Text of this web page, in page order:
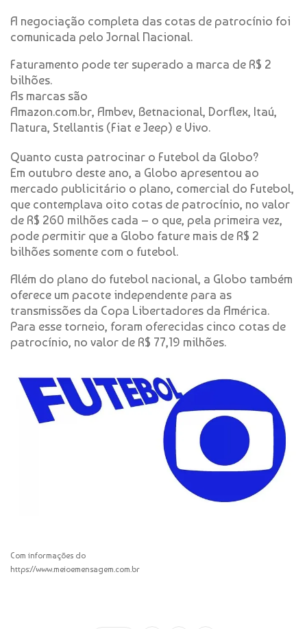
A negociação completa das cotas de patrocínio foi
comunicada pelo Jornal Nacional.
Faturamento pode ter superado a marca de R$ 2
bilhões.
As marcas são
Amazon.com.br, Ambev, Betnacional, Dorflex, Itaú,
Natura, Stellantis (Fiat e Jeep) e Vivo.
Quanto custa patrocinar o Futebol da Globo?
Em outubro deste ano, a Globo apresentou ao
mercado publicitário o plano, comercial do Futebol,
que contemplava oito cotas de patrocínio, no valor
de R$ 260 milhões cada – o que, pela primeira vez,
pode permitir que a Globo fature mais de R$ 2
bilhões somente com o futebol.
Além do plano do futebol nacional, a Globo também
oferece um pacote independente para as
transmissões da Copa Libertadores da América.
Para esse torneio, foram oferecidas cinco cotas de
patrocínio, no valor de R$ 77,19 milhões.
Com informações do
https://www.meioemensagem.com.br